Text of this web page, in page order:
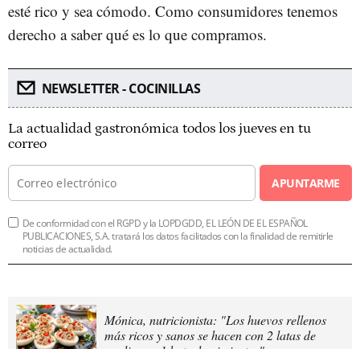
esté rico y sea cómodo. Como consumidores tenemos
derecho a saber qué es lo que compramos.
NEWSLETTER - COCINILLAS
La actualidad gastronómica todos los jueves en tu
correo
APUNTARME
De conformidad con el RGPD y la LOPDGDD, EL LEÓN DE EL ESPAÑOL
PUBLICACIONES, S.A. tratará los datos facilitados con la finalidad de remitirle
noticias de actualidad.
Mónica, nutricionista: "Los huevos rellenos
más ricos y sanos se hacen con 2 latas de